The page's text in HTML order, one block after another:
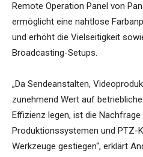
Remote Operation Panel von
ermöglicht eine nahtlose
und erhöht die Vielseitigkeit
Broadcasting-Setups.
„Da Sendeanstalten,
zunehmend Wert auf
Effizienz legen, ist die
Produktionssystemen und PTZ-
Werkzeuge gestiegen“, erklärt